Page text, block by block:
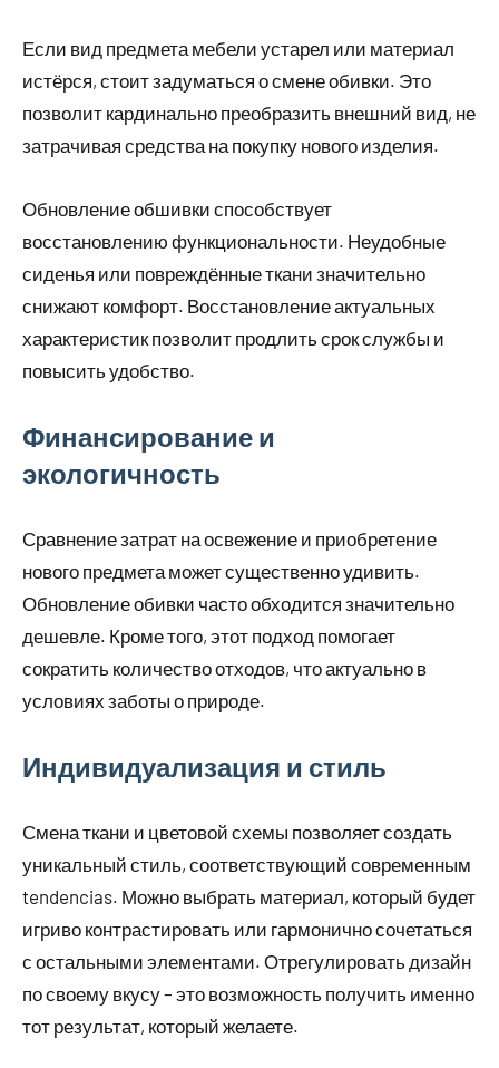
Если вид предмета мебели устарел или материал
истёрся, стоит задуматься о смене обивки. Это
позволит кардинально преобразить внешний вид, не
затрачивая средства на покупку нового изделия.
Обновление обшивки способствует
восстановлению функциональности. Неудобные
сиденья или повреждённые ткани значительно
снижают комфорт. Восстановление актуальных
характеристик позволит продлить срок службы и
повысить удобство.
Финансирование и
экологичность
Сравнение затрат на освежение и приобретение
нового предмета может существенно удивить.
Обновление обивки часто обходится значительно
дешевле. Кроме того, этот подход помогает
сократить количество отходов, что актуально в
условиях заботы о природе.
Индивидуализация и стиль
Смена ткани и цветовой схемы позволяет создать
уникальный стиль, соответствующий современным
tendencias. Можно выбрать материал, который будет
игриво контрастировать или гармонично сочетаться
с остальными элементами. Отрегулировать дизайн
по своему вкусу – это возможность получить именно
тот результат, который желаете.